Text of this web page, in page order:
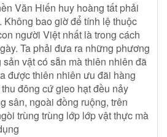
Văn Hiến huy hoàng tất phải
bao giờ để tính lệ thuộc
người Việt nhất là trong cách
Ta phải đưa ra những phương
vật có sẵn mà thiên nhiên đã
được thiên nhiên ưu đãi hàng
đông cứ gieo hạt đều nảy
sân, ngoài đồng ruộng, trên
trùng trùng lớp lớp vật thực mà